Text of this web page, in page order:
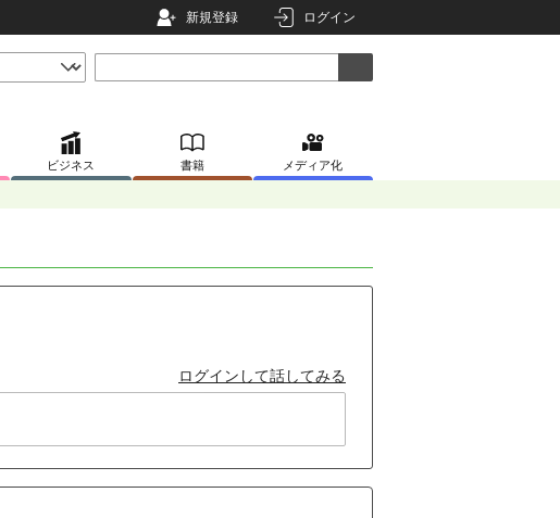
新規登録 ログイン
ビジネス 書籍 メディア化
ログインして話してみる